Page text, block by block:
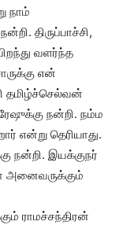
நாம்
திருப்பாச்சி,
வளர்ந்த
என்
தமிழ்ச்செல்வன்
நன்றி. நம்ம
என்று தெரியாது.
நன்றி. இயக்குநர்
அனைவருக்கும்
ராமச்சந்திரன்